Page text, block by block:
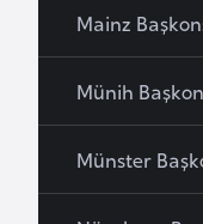
Mainz
Münih
Münster
e
ç
i
a